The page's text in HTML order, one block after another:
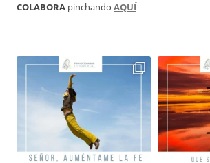
COLABORA pinchando AQUÍ